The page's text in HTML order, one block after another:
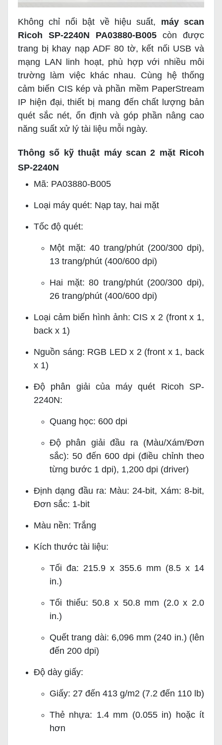
Không chỉ nổi bật về hiệu suất, máy scan
Ricoh SP-2240N PA03880-B005 còn được
trang bị khay nạp ADF 80 tờ, kết nối USB và
mạng LAN linh hoạt, phù hợp với nhiều môi
trường làm việc khác nhau. Cùng hệ thống
cảm biến CIS kép và phần mềm PaperStream
IP hiện đại, thiết bị mang đến chất lượng bản
quét sắc nét, ổn định và góp phần nâng cao
năng suất xử lý tài liệu mỗi ngày.
Thông số kỹ thuật máy scan 2 mặt Ricoh
SP-2240N
Mã: PA03880-B005
Loại máy quét: Nạp tay, hai mặt
Tốc độ quét:
Một mặt: 40 trang/phút (200/300 dpi),
13 trang/phút (400/600 dpi)
Hai mặt: 80 trang/phút (200/300 dpi),
26 trang/phút (400/600 dpi)
Loại cảm biến hình ảnh: CIS x 2 (front x 1,
back x 1)
Nguồn sáng: RGB LED x 2 (front x 1, back
x 1)
Độ phân giải của máy quét Ricoh SP-
2240N:
Quang học: 600 dpi
Độ phân giải đầu ra (Màu/Xám/Đơn
sắc): 50 đến 600 dpi (điều chỉnh theo
từng bước 1 dpi), 1,200 dpi (driver)
Định dạng đầu ra: Màu: 24-bit, Xám: 8-bit,
Đơn sắc: 1-bit
Màu nền: Trắng
Kích thước tài liệu:
Tối đa: 215.9 x 355.6 mm (8.5 x 14
in.)
Tối thiểu: 50.8 x 50.8 mm (2.0 x 2.0
in.)
Quết trang dài: 6,096 mm (240 in.) (lên
đến 200 dpi)
Độ dày giấy:
Giấy: 27 đến 413 g/m2 (7.2 đến 110 lb)
Thẻ nhựa: 1.4 mm (0.055 in) hoặc ít
hơn